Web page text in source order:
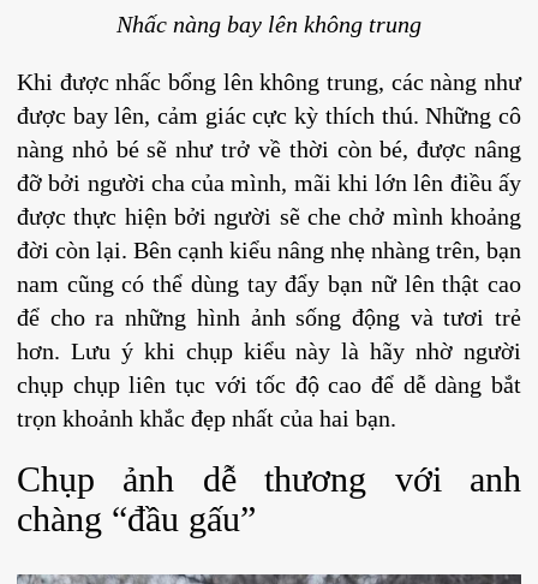
Nhấc nàng bay lên không trung
Khi được nhấc bổng lên không trung, các nàng như
được bay lên, cảm giác cực kỳ thích thú. Những cô
nàng nhỏ bé sẽ như trở về thời còn bé, được nâng
đỡ bởi người cha của mình, mãi khi lớn lên điều ấy
được thực hiện bởi người sẽ che chở mình khoảng
đời còn lại. Bên cạnh kiểu nâng nhẹ nhàng trên, bạn
nam cũng có thể dùng tay đẩy bạn nữ lên thật cao
để cho ra những hình ảnh sống động và tươi trẻ
hơn. Lưu ý khi chụp kiểu này là hãy nhờ người
chụp chụp liên tục với tốc độ cao để dễ dàng bắt
trọn khoảnh khắc đẹp nhất của hai bạn.
Chụp ảnh dễ thương với anh
chàng “đầu gấu”